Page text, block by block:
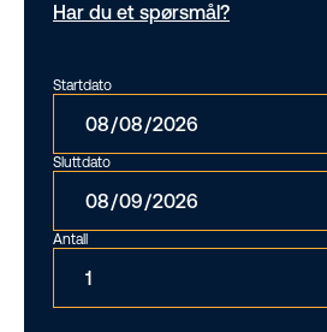
Har du et spørsmål?
Startdato
Sluttdato
Antall